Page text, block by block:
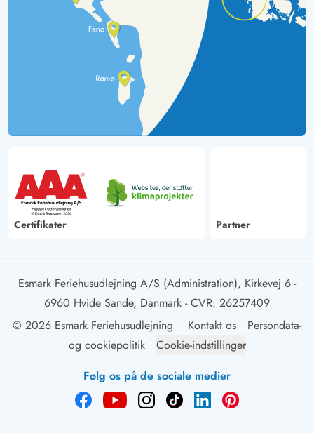
Certifikater Partner
Esmark Feriehusudlejning A/S (Administration), Kirkevej 6 -
6960 Hvide Sande, Danmark - CVR: 26257409
© 2026 Esmark Feriehusudlejning
Kontakt os
Persondata-
og cookiepolitik
Cookie-indstillinger
Følg os på de sociale medier